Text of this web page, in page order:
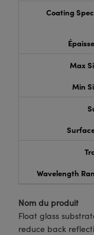
Coating
Max
Min
Wavelength
Nom du produit
Float glass
reduce back